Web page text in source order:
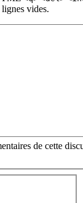
lignes vides.
de cette